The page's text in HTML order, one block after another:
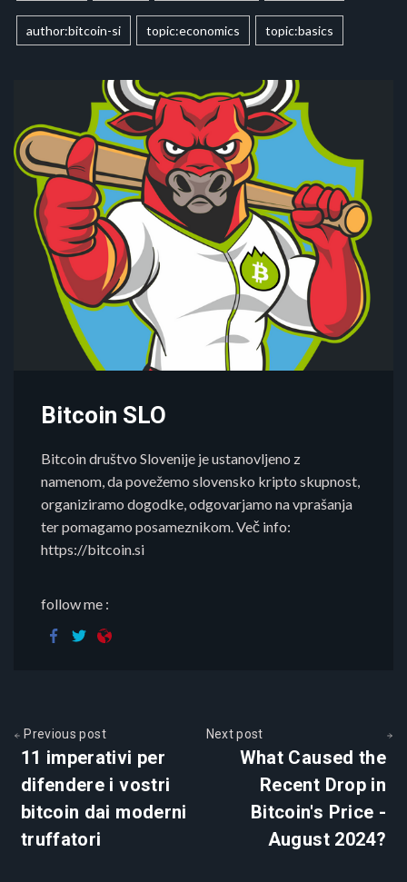
author:bitcoin-si topic:economics topic:basics
Bitcoin SLO
Bitcoin društvo Slovenije je ustanovljeno z
namenom, da povežemo slovensko kripto skupnost,
organiziramo dogodke, odgovarjamo na vprašanja
ter pomagamo posameznikom. Več info:
https://bitcoin.si
follow me :
Previous post
11 imperativi per
difendere i vostri
bitcoin dai moderni
truffatori
Next post
What Caused the
Recent Drop in
Bitcoin's Price -
August 2024?